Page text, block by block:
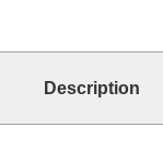
Description